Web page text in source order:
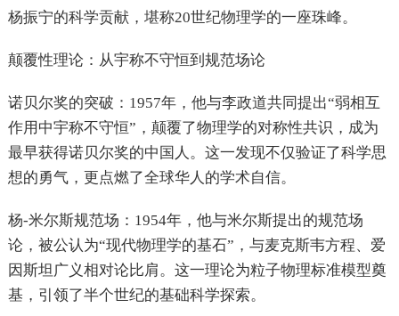
杨振宁的科学贡献，堪称20世纪物理学的一座珠峰。
颠覆性理论：从宇称不守恒到规范场论
诺贝尔奖的突破：1957年，他与李政道共同提出“弱相互
作用中宇称不守恒”，颠覆了物理学的对称性共识，成为
最早获得诺贝尔奖的中国人。这一发现不仅验证了科学思
想的勇气，更点燃了全球华人的学术自信。
杨-米尔斯规范场：1954年，他与米尔斯提出的规范场
论，被公认为“现代物理学的基石”，与麦克斯韦方程、爱
因斯坦广义相对论比肩。这一理论为粒子物理标准模型奠
基，引领了半个世纪的基础科学探索。